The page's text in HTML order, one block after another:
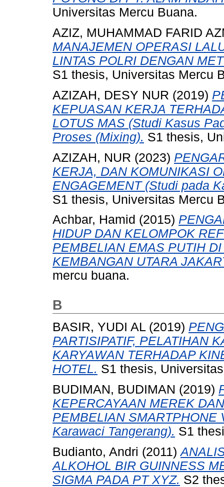
Universitas Mercu Buana.
AZIZ, MUHAMMAD FARID
MANAJEMEN OPERASI
LINTAS POLRI DENGAN
S1 thesis, Universitas Mercu
AZIZAH, DESY NUR (2019)
KEPUASAN KERJA
LOTUS MAS (Studi Kasus
Proses (Mixing). S1 thesis,
AZIZAH, NUR (2023)
KERJA, DAN KOMUNIKASI
ENGAGEMENT (Studi pada
S1 thesis, Universitas Mercu
Achbar, Hamid (2015)
HIDUP DAN KELOMPOK
PEMBELIAN EMAS PUTIH
KEMBANGAN UTARA
mercu buana.
B
BASIR, YUDI AL (2019)
PARTISIPATIF, PELATIHAN
KARYAWAN TERHADAP
HOTEL. S1 thesis,
BUDIMAN, BUDIMAN (2019)
KEPERCAYAAN MEREK
PEMBELIAN
Karawaci Tangerang). S1
Budianto, Andri (2011)
ALKOHOL BIR GUINNESS
SIGMA PADA PT XYZ. S2